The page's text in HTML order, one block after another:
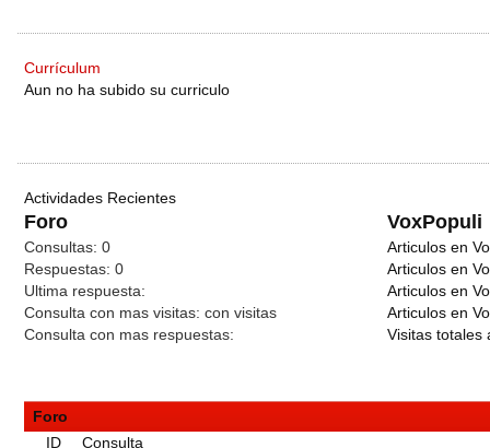
Currículum
Aun no ha subido su curriculo
Actividades Recientes
Foro VoxPopuli
Consultas: 0
Respuestas: 0
Ultima respuesta:
Consulta con mas visitas: con visitas
Consulta con mas respuestas:
Articulos en
Articulos en
Articulos en
Articulos en
Visitas totales
Foro
ID
Consulta